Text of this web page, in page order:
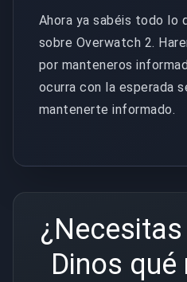
Ahora ya sabéis todo lo
sobre Overwatch 2.
por manteneros
ocurra con la esperada
mantenerte informado.
Dinos